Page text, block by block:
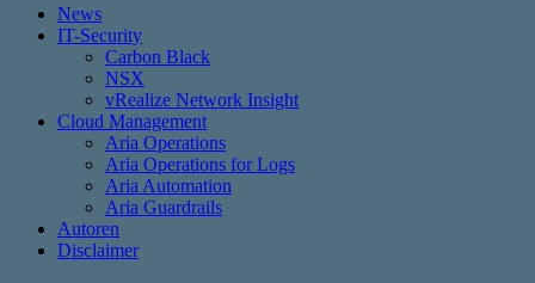
News
IT-Security
Carbon Black
NSX
vRealize Network Insight
Cloud Management
Aria Operations
Aria Operations for Logs
Aria Automation
Aria Guardrails
Autoren
Disclaimer